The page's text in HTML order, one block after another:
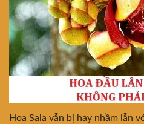
Hoa Sala vẫn bị hay nhầm lẫn